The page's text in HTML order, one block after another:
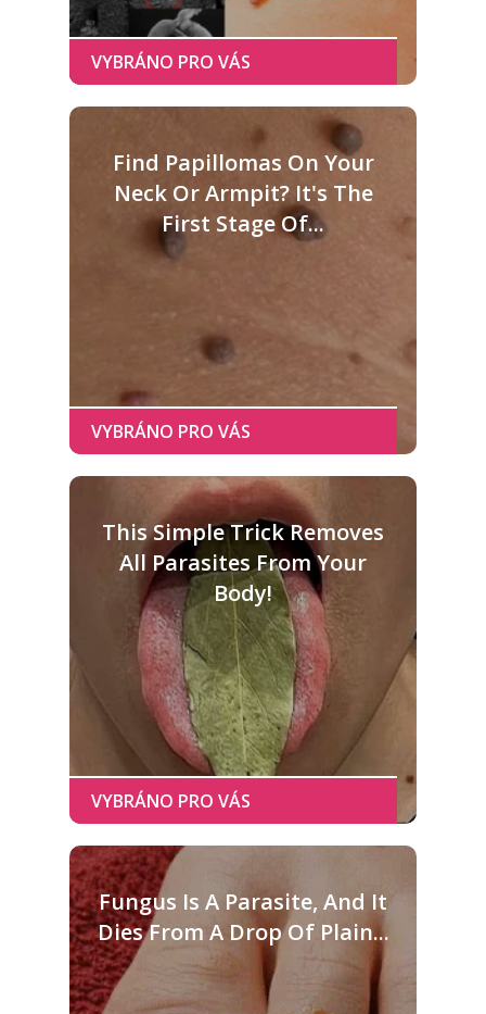
Find Papillomas On Your
Neck Or Armpit? It's The
First Stage Of...
This Simple Trick Removes
All Parasites From Your
Body!
Fungus Is A Parasite, And It
Dies From A Drop Of Plain...